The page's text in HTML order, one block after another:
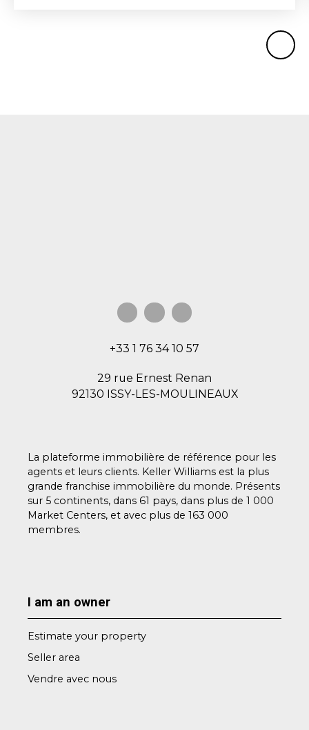
+33 1 76 34 10 57
29 rue Ernest Renan
92130 ISSY-LES-MOULINEAUX
La plateforme immobilière de référence pour les
agents et leurs clients. Keller Williams est la plus
grande franchise immobilière du monde. Présents
sur 5 continents, dans 61 pays, dans plus de 1 000
Market Centers, et avec plus de 163 000
membres.
I am an owner
Estimate your property
Seller area
Vendre avec nous